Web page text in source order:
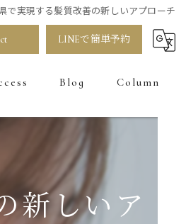
で実現する髪質改善の新しいアプローチ
LINEで簡単予約
Blog Column
新しいア